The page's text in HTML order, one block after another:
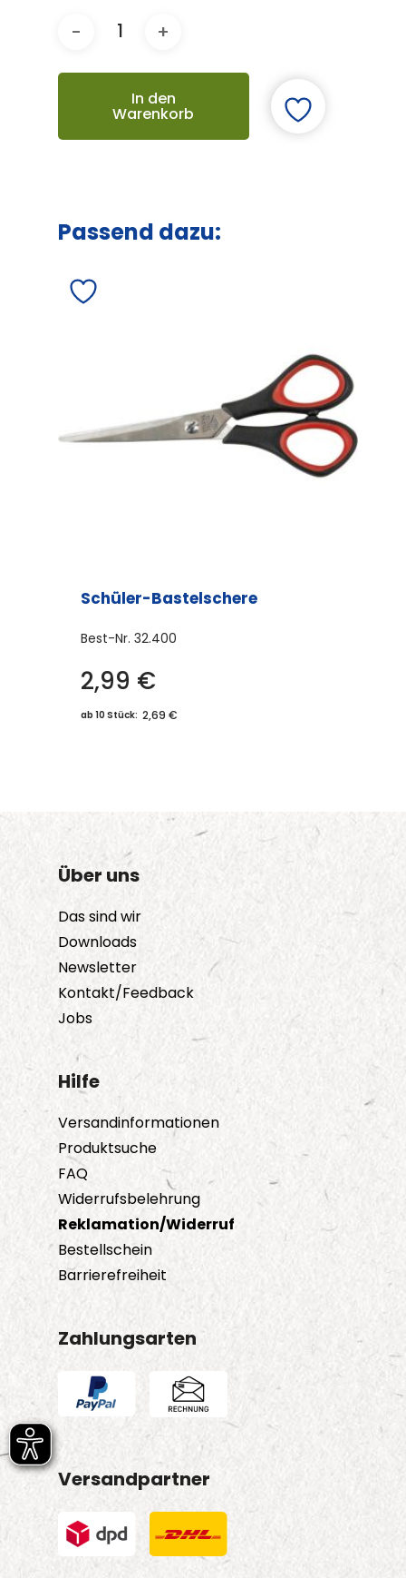
In den
Warenkorb
Passend dazu:
Schüler-Bastelschere
Best-Nr. 32.400
2,99 €
ab 10 Stück: 2,69 €
Über uns
Das sind wir
Downloads
Newsletter
Kontakt/Feedback
Jobs
Hilfe
Versandinformationen
Produktsuche
FAQ
Widerrufsbelehrung
Reklamation/Widerruf
Bestellschein
Barrierefreiheit
Zahlungsarten
Versandpartner